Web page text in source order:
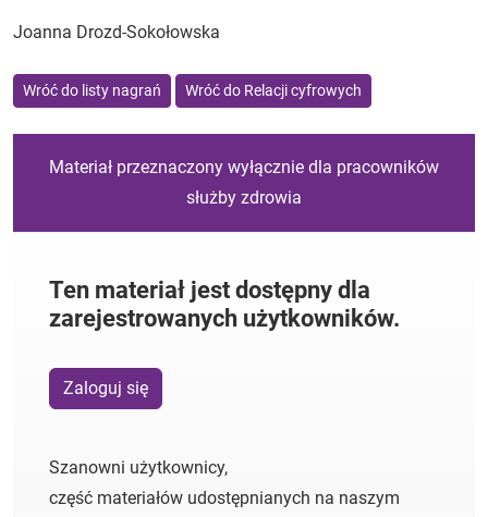
Joanna Drozd-Sokołowska
Wróć do listy nagrań Wróć do Relacji cyfrowych
Materiał przeznaczony wyłącznie dla pracowników
służby zdrowia
Ten materiał jest dostępny dla
zarejestrowanych użytkowników.
Zaloguj się
Szanowni użytkownicy,
część materiałów udostępnianych na naszym